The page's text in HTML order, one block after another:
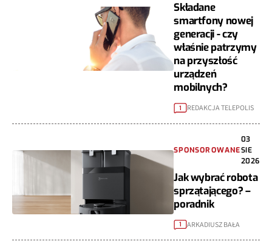
Składane
smartfony nowej
generacji - czy
właśnie patrzymy
na przyszłość
urządzeń
mobilnych?
1 REDAKCJA TELEPOLIS
SPONSOROWANE
03
SIE
2026
Jak wybrać robota
sprzątającego? –
poradnik
1 ARKADIUSZ BAŁA